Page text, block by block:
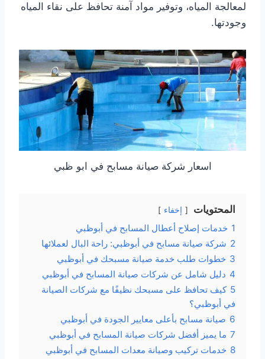
لمعالجة المياه، وتوفير مواد آمنة تحافظ على نقاء المياه
وجودتها.
اسعار شركة صيانة مسابح في ابو ظبي
المحتويات إخفاء
1 خدمات إصلاح أعطال المسابح في أبوظبي
2 شركة صيانة مسابح في أبوظبي: راحة البال لعملائها
3 خطوات طلب خدمة صيانة مسبحك في أبوظبي
4 دليل شامل عن شركات صيانة المسابح في أبوظبي
5 كيف تحافظ على مسبحك نظيفًا مع شركات الصيانة
في أبوظبي؟
6 صيانة مسابح بأعلى معايير الجودة في أبوظبي
7 ما يميز أفضل شركات صيانة المسابح في أبوظبي
8 خدمات تركيب وصيانة معدات المسابح في أبوظبي